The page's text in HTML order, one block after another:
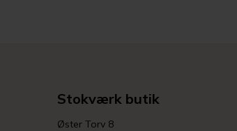
Stokværk butik
Øster Torv 8